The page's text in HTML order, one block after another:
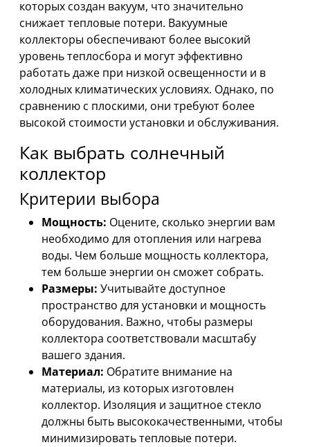
которых создан вакуум, что значительно
снижает тепловые потери. Вакуумные
коллекторы обеспечивают более высокий
уровень теплосбора и могут эффективно
работать даже при низкой освещенности и в
холодных климатических условиях. Однако, по
сравнению с плоскими, они требуют более
высокой стоимости установки и обслуживания.
Как выбрать солнечный
коллектор
Критерии выбора
Мощность: Оцените, сколько энергии вам
необходимо для отопления или нагрева
воды. Чем больше мощность коллектора,
тем больше энергии он сможет собрать.
Размеры: Учитывайте доступное
пространство для установки и мощность
оборудования. Важно, чтобы размеры
коллектора соответствовали масштабу
вашего здания.
Материал: Обратите внимание на
материалы, из которых изготовлен
коллектор. Изоляция и защитное стекло
должны быть высококачественными, чтобы
минимизировать тепловые потери.